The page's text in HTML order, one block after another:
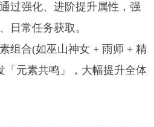
过强化、进阶提升属性，强
日常任务获取。
组合(如巫山神女 + 雨师 + 精
「元素共鸣」，大幅提升全体